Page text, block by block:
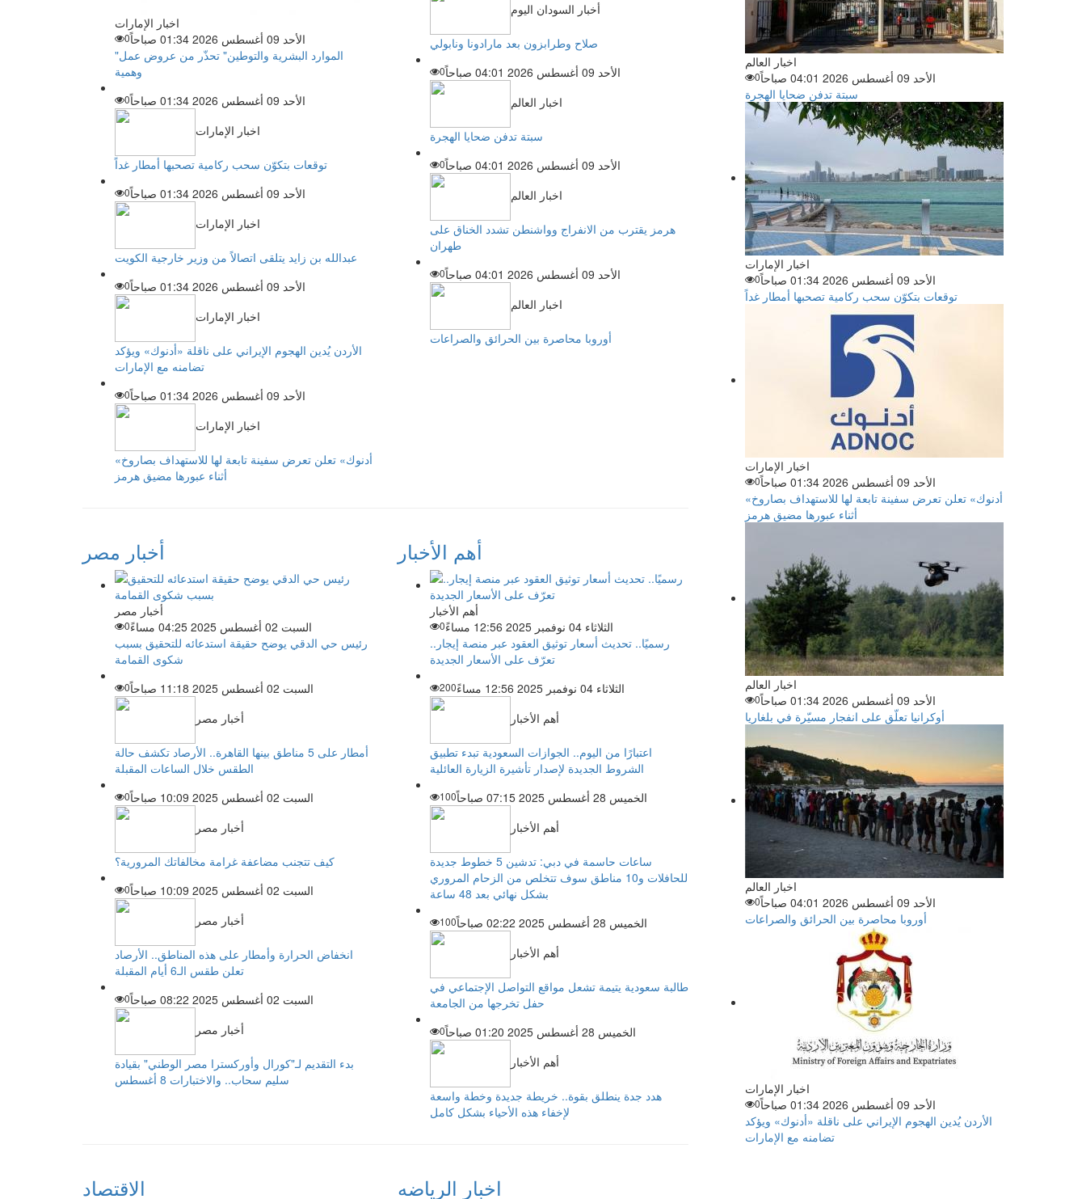
اخبار الإمارات
الأحد 09 أغسطس 2026 01:34 صباحاً
0
"الموارد البشرية والتوطين" تحذّر من عروض عمل
وهمية
الأحد 09 أغسطس 2026 01:34 صباحاً
0
اخبار الإمارات
توقعات بتكوّن سحب ركامية تصحبها أمطار غداً
الأحد 09 أغسطس 2026 01:34 صباحاً
0
اخبار الإمارات
عبدالله بن زايد يتلقى اتصالاً من وزير خارجية الكويت
الأحد 09 أغسطس 2026 01:34 صباحاً
0
اخبار الإمارات
الأردن يُدين الهجوم الإيراني على ناقلة «أدنوك» ويؤكد
تضامنه مع الإمارات
الأحد 09 أغسطس 2026 01:34 صباحاً
0
اخبار الإمارات
«أدنوك» تعلن تعرض سفينة تابعة لها للاستهداف بصاروخ
أثناء عبورها مضيق هرمز
أخبار السودان اليوم
صلاح وطرابزون بعد مارادونا ونابولي
الأحد 09 أغسطس 2026 04:01 صباحاً
0
اخبار العالم
سبتة تدفن ضحايا الهجرة
الأحد 09 أغسطس 2026 04:01 صباحاً
0
اخبار العالم
هرمز يقترب من الانفراج وواشنطن تشدد الخناق على
طهران
الأحد 09 أغسطس 2026 04:01 صباحاً
0
اخبار العالم
أوروبا محاصرة بين الحرائق والصراعات
أخبار مصر
أخبار مصر
السبت 02 أغسطس 2025 04:25 مساءً
0
رئيس حي الدقي يوضح حقيقة استدعائه للتحقيق بسبب
شكوى القمامة
السبت 02 أغسطس 2025 11:18 صباحاً
0
أخبار مصر
أمطار على 5 مناطق بينها القاهرة.. الأرصاد تكشف حالة
الطقس خلال الساعات المقبلة
السبت 02 أغسطس 2025 10:09 صباحاً
0
أخبار مصر
كيف تتجنب مضاعفة غرامة مخالفاتك المرورية؟
السبت 02 أغسطس 2025 10:09 صباحاً
0
أخبار مصر
انخفاض الحرارة وأمطار على هذه المناطق.. الأرصاد
تعلن طقس الـ6 أيام المقبلة
السبت 02 أغسطس 2025 08:22 صباحاً
0
أخبار مصر
بدء التقديم لـ"كورال وأوركسترا مصر الوطني" بقيادة
سليم سحاب.. والاختبارات 8 أغسطس
أهم الأخبار
أهم الأخبار
الثلاثاء 04 نوفمبر 2025 12:56 مساءً
0
رسميًا.. تحديث أسعار توثيق العقود عبر منصة إيجار..
تعرّف على الأسعار الجديدة
الثلاثاء 04 نوفمبر 2025 12:56 مساءً
200
أهم الأخبار
اعتبارًا من اليوم.. الجوازات السعودية تبدء تطبيق
الشروط الجديدة لإصدار تأشيرة الزيارة العائلية
الخميس 28 أغسطس 2025 07:15 صباحاً
100
أهم الأخبار
ساعات حاسمة في دبي: تدشين 5 خطوط جديدة
للحافلات و10 مناطق سوف تتخلص من الزحام المروري
بشكل نهائي بعد 48 ساعة
الخميس 28 أغسطس 2025 02:22 صباحاً
100
أهم الأخبار
طالبة سعودية يتيمة تشعل مواقع التواصل الإجتماعي في
حفل تخرجها من الجامعة
الخميس 28 أغسطس 2025 01:20 صباحاً
0
أهم الأخبار
هدد جدة ينطلق بقوة.. خريطة جديدة وخطة واسعة
لإخفاء هذه الأحياء بشكل كامل
الاقتصاد اخبار الرياضه
اخبار العالم
الأحد 09 أغسطس 2026 04:01 صباحاً
0
سبتة تدفن ضحايا الهجرة
اخبار الإمارات
الأحد 09 أغسطس 2026 01:34 صباحاً
0
توقعات بتكوّن سحب ركامية تصحبها أمطار غداً
اخبار الإمارات
الأحد 09 أغسطس 2026 01:34 صباحاً
0
«أدنوك» تعلن تعرض سفينة تابعة لها للاستهداف بصاروخ
أثناء عبورها مضيق هرمز
اخبار العالم
الأحد 09 أغسطس 2026 01:34 صباحاً
0
أوكرانيا تعلّق على انفجار مسيّرة في بلغاريا
اخبار العالم
الأحد 09 أغسطس 2026 04:01 صباحاً
0
أوروبا محاصرة بين الحرائق والصراعات
اخبار الإمارات
الأحد 09 أغسطس 2026 01:34 صباحاً
0
الأردن يُدين الهجوم الإيراني على ناقلة «أدنوك» ويؤكد
تضامنه مع الإمارات